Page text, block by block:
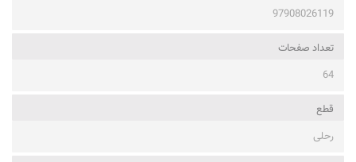
97908026119
تعداد صفحات
64
قطع
رحلی